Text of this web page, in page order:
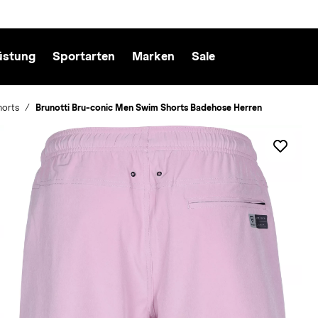
Sportarten Marken Sale
Brunotti Bru-conic Men Swim Shorts Badehose Herren